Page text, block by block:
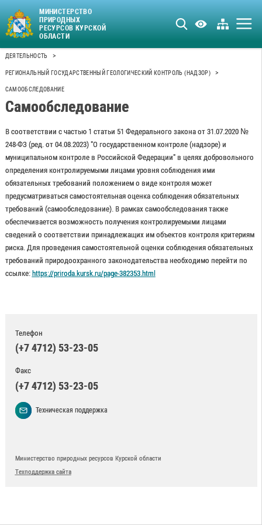
МИНИСТЕРСТВО
ПРИРОДНЫХ
РЕСУРСОВ КУРСКОЙ
ОБЛАСТИ
ДЕЯТЕЛЬНОСТЬ >
РЕГИОНАЛЬНЫЙ ГОСУДАРСТВЕННЫЙ ГЕОЛОГИЧЕСКИЙ КОНТРОЛЬ (НАДЗОР) >
САМООБСЛЕДОВАНИЕ
Самообследование
В соответствии с частью 1 статьи 51 Федерального закона от 31.07.2020 №
248-ФЗ (ред. от 04.08.2023) "О государственном контроле (надзоре) и
муниципальном контроле в Российской Федерации" в целях добровольного
определения контролируемыми лицами уровня соблюдения ими
обязательных требований положением о виде контроля может
предусматриваться самостоятельная оценка соблюдения обязательных
требований (самообследование). В рамках самообследования также
обеспечивается возможность получения контролируемыми лицами
сведений о соответствии принадлежащих им объектов контроля критериям
риска. Для проведения самостоятельной оценки соблюдения обязательных
требований природоохранного законодательства необходимо перейти по
ссылке: https://priroda.kursk.ru/page-382353.html
Телефон
(+7 4712) 53-23-05
Факс
(+7 4712) 53-23-05
Техническая поддержка
Министерство природных ресурсов Курской области
Техподдержка сайта